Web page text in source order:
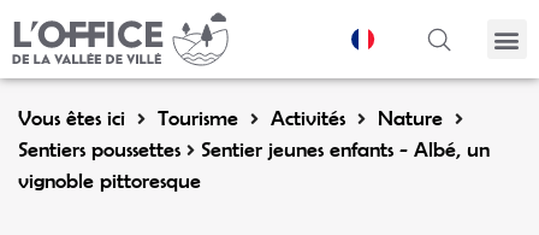
Vous êtes ici Tourisme Activités
Nature
Sentiers poussettes
Sentier jeunes enfants - Albé, un
vignoble pittoresque
Panneau de gestion des cookies